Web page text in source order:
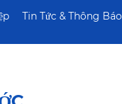
Tin Tức & Thông Báo